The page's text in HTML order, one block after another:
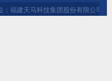
福建天马科技集团股份有限公司